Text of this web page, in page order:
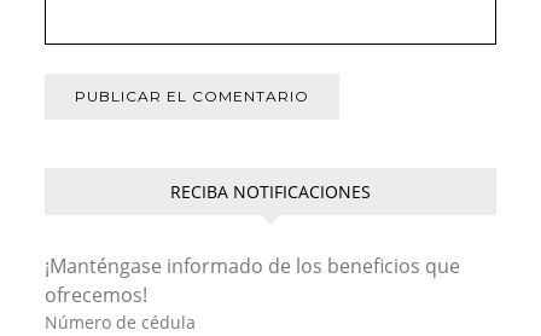
RECIBA NOTIFICACIONES
¡Manténgase informado de los beneficios que
ofrecemos!
Número de cédula